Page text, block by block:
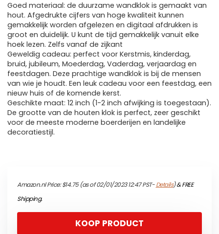
Goed materiaal: de duurzame wandklok is gemaakt van
hout. Afgedrukte cijfers van hoge kwaliteit kunnen
gemakkelijk worden afgelezen en digitaal afdrukken is
groot en duidelijk. U kunt de tijd gemakkelijk vanuit elke
hoek lezen. Zelfs vanaf de zijkant
Geweldig cadeau: perfect voor Kerstmis, kinderdag,
bruid, jubileum, Moederdag, Vaderdag, verjaardag en
feestdagen. Deze prachtige wandklok is bij de mensen
van wie je houdt. Een leuk cadeau voor een feestdag, een
nieuw huis of de komende kerst.
Geschikte maat: 12 inch (1-2 inch afwijking is toegestaan).
De grootte van de houten klok is perfect, zeer geschikt
voor de meeste moderne boerderijen en landelijke
decoratiestijl.
Amazon.nl Price:$14.75(as of 02/01/2023 12:47 PST-Details)&FREE
Shipping.
KOOP PRODUCT